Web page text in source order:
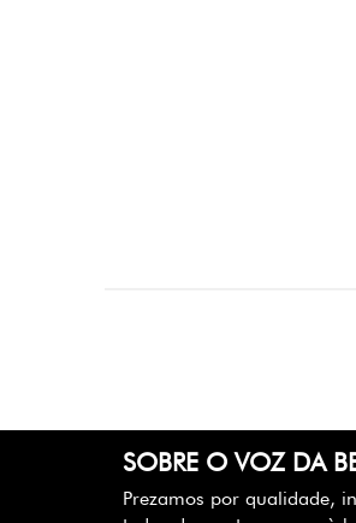
SOBRE O VOZ DA
Prezamos por qualidade,